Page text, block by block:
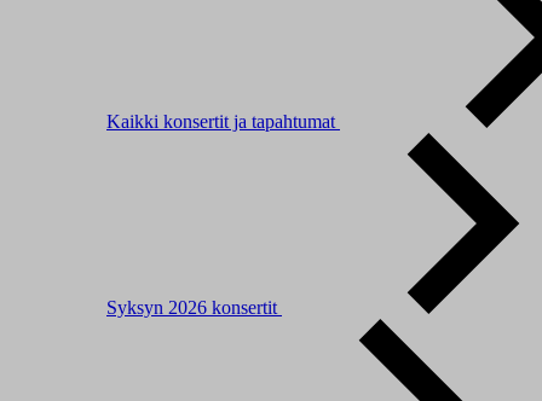
Kaikki konsertit ja tapahtumat
Syksyn 2026 konsertit